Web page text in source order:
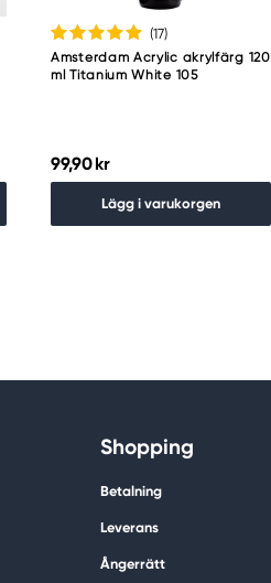
(17)
Amsterdam Acrylic akrylfärg 120
ml Titanium White 105
99,90 kr
Lägg i varukorgen
Shopping
Betalning
Leverans
Ångerrätt